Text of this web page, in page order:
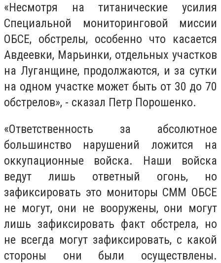
«Несмотря на титанические усилия
Специальной мониторинговой миссии
ОБСЕ, обстрелы, особенно что касается
Авдеевки, Марьинки, отдельных участков
на Луганщине, продолжаются, и за сутки
на одном участке может быть от 30 до 70
обстрелов», - сказал Петр Порошенко.
«Ответственность за абсолютное
большинство нарушений ложится на
оккупационные войска. Наши войска
ведут лишь ответный огонь, но
зафиксировать это мониторы СММ ОБСЕ
не могут, они не вооружены, они могут
лишь зафиксировать факт обстрела, но
не всегда могут зафиксировать, с какой
стороны они были осуществлены.